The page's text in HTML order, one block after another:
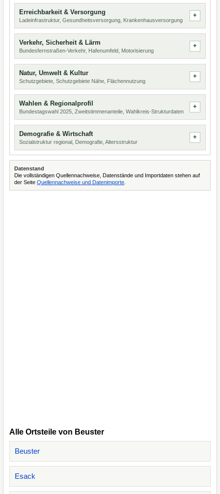
Erreichbarkeit & Versorgung
Ladeinfrastruktur, Gesundheitsversorgung, Krankenhausversorgung
Verkehr, Sicherheit & Lärm
Bundesfernstraßen-Verkehr, Hafenumfeld, Motorisierung
Natur, Umwelt & Kultur
Schutzgebiete, Schutzgebiete Nähe, Flächennutzung
Wahlen & Regionalprofil
Bundestagswahl 2025, Zweitstimmenanteile, Wahlkreis-Strukturdaten
Demografie & Wirtschaft
Sozialstruktur regional, Demografie, Altersstruktur
Datenstand
Die vollständigen Quellennachweise, Datenstände und Importdaten stehen auf
der Seite Quellennachweise und Datenimporte
Alle Ortsteile von Beuster
Beuster
Esack